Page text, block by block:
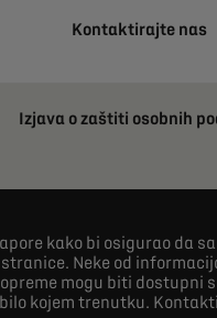
Kontaktirajte nas
Izjava o zaštiti osobnih
kako bi osigurao da
Neke od
mogu biti
kojem trenutku.